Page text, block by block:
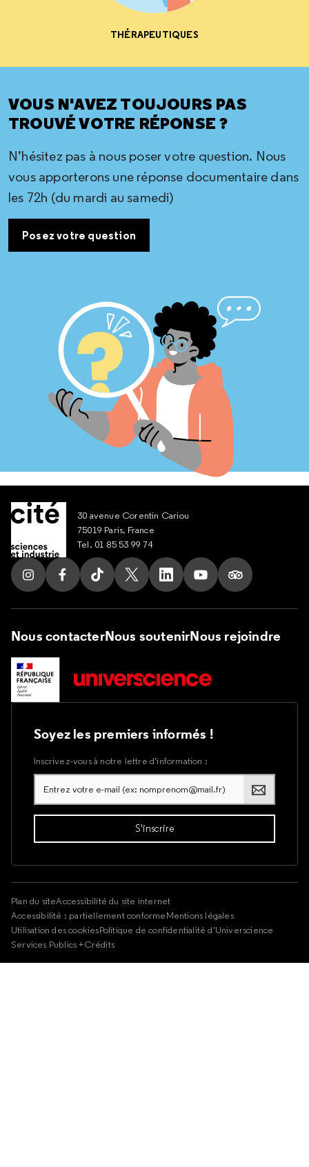
THÉRAPEUTIQUES
VOUS N'AVEZ TOUJOURS PAS
TROUVÉ VOTRE RÉPONSE ?
N’hésitez pas à nous poser votre question. Nous
vous apporterons une réponse documentaire dans
les 72h (du mardi au samedi)
Posez votre question
30 avenue Corentin Cariou
75019 Paris, France
Tel. 01 85 53 99 74
Suivez nous sur Instagram
Suivez nous sur Facebook
Suivez nous sur Tik Tok
Suivez nous sur X
Suivez nous sur LinkedIn
Suivez nous sur
Suivez nous
Nous contacterNous soutenirNous rejoindre
Soyez les premiers informés !
Inscrivez-vous à notre lettre d’information :
Plan du siteAccessibilité du site internet
Accessibilité : partiellement conformeMentions légales
Utilisation des cookiesPolitique de confidentialité d'Universcience
Services Publics +Crédits